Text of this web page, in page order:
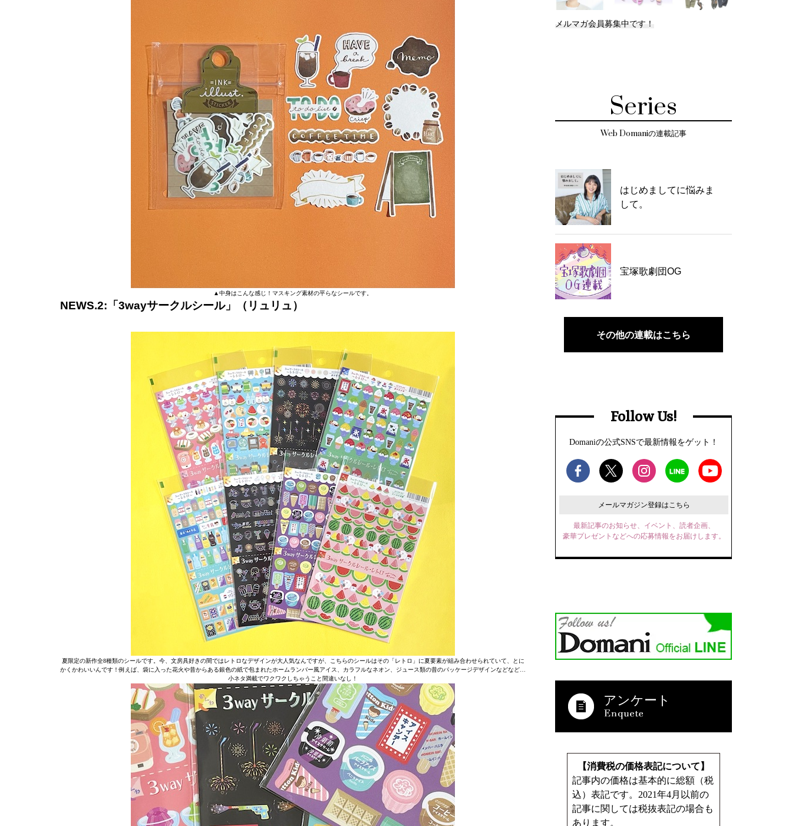
▲中身はこんな感じ！マスキング素材の平らなシールです。
NEWS.2:「3wayサークルシール」（リュリュ）
夏限定の新作全8種類のシールです。今、文房具好きの間ではレトロなデザインが大人気なんですが、こちらのシールはその「レトロ」に夏要素が組み合わせられていて、とに
かくかわいいんです！例えば、袋に入った花火や昔からある銀色の紙で包まれたホームランバー風アイス、カラフルなネオン、ジュース類の昔のパッケージデザインなどなど…
小ネタ満載でワクワクしちゃうこと間違いなし！
メルマガ会員募集中です！
Series
Web Domaniの連載記事
はじめましてに悩みま
して。
宝塚歌劇団OG
その他の連載はこちら
Follow Us!
Domaniの公式SNSで最新情報をゲット！
メールマガジン登録はこちら
最新記事のお知らせ、イベント、読者企画、
豪華プレゼントなどへの応募情報をお届けします。
アンケート
【消費税の価格表記について】
記事内の価格は基本的に総額（税
込）表記です。2021年4月以前の
記事に関しては税抜表記の場合も
あります。